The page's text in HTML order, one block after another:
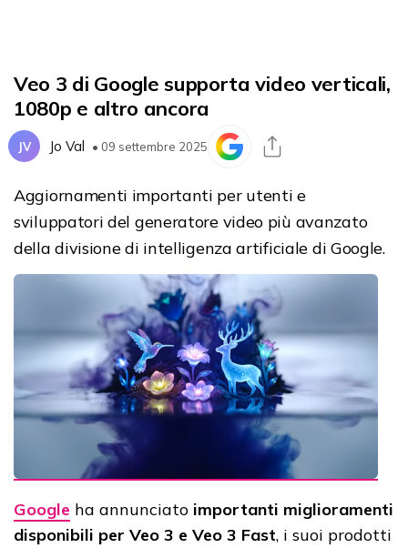
Veo 3 di Google supporta video verticali,
1080p e altro ancora
JV Jo Val • 09 settembre 2025
Aggiornamenti importanti per utenti e
sviluppatori del generatore video più avanzato
della divisione di intelligenza artificiale di Google.
Google ha annunciato importanti miglioramenti
disponibili per Veo 3 e Veo 3 Fast, i suoi prodotti